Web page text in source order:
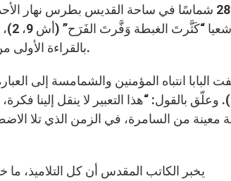
28 شماسًا في ساحة القديس بطرس نهار الأحد
بالقراءة الأولى من كتاب أعمال الرسل، التي تخبرعن رسالة الشماس فيليبس في السامرة.
8). وعلّق بالقول: “هذا التعبير لا ينقل إلينا
يخبر الكاتب المقدس أن كل التلاميذ،